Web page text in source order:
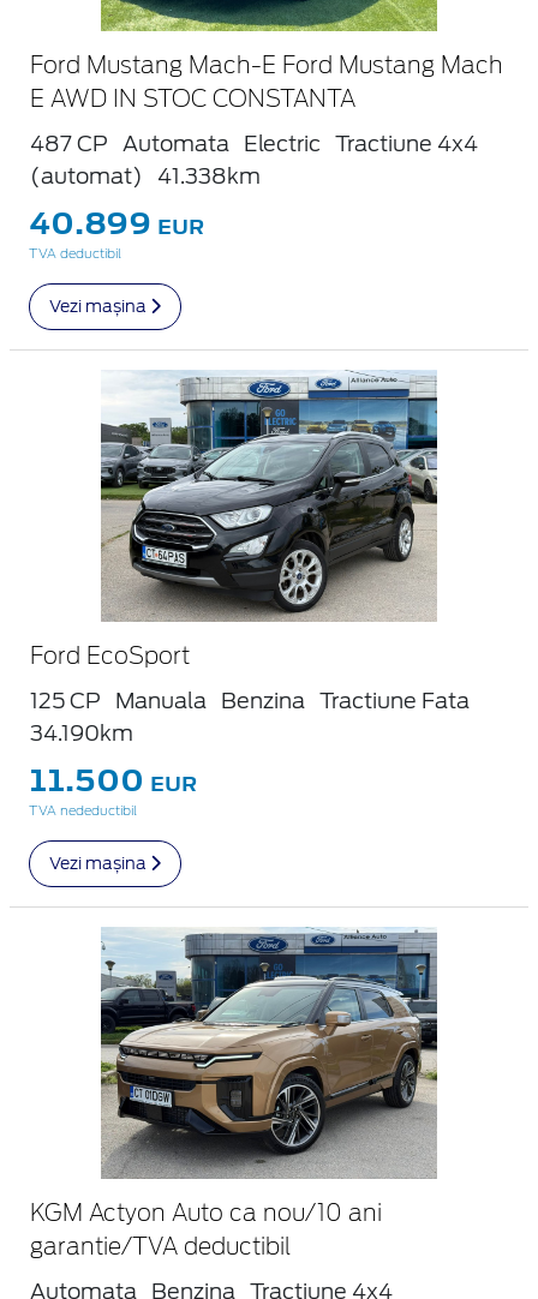
Ford Mustang Mach-E Ford Mustang Mach
E AWD IN STOC CONSTANTA
487 CP Automata Electric
Tractiune 4x4
(automat)
41.338km
40.899 EUR
TVA deductibil
Vezi mașina
Ford EcoSport
125 CP Manuala Benzina
Tractiune Fata
34.190km
11.500 EUR
TVA nedeductibil
Vezi mașina
KGM Actyon Auto ca nou/10 ani
garantie/TVA deductibil
Automata Benzina Tractiune 4x4